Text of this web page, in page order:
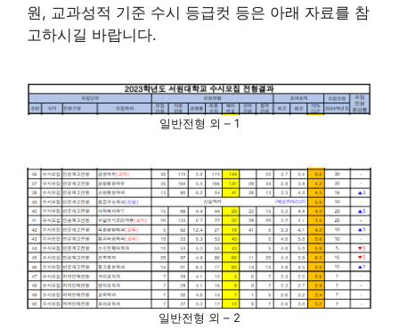
원, 교과성적 기준 수시 등급컷 등은 아래 자료를 참
고하시길 바랍니다.
일반전형 외 – 1
일반전형 외 – 2